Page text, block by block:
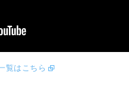
覧はこちら